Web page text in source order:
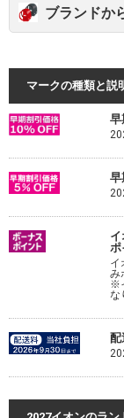
ブランドか
マークの種類と説
早
早
ポ
イ
み
※
な
配